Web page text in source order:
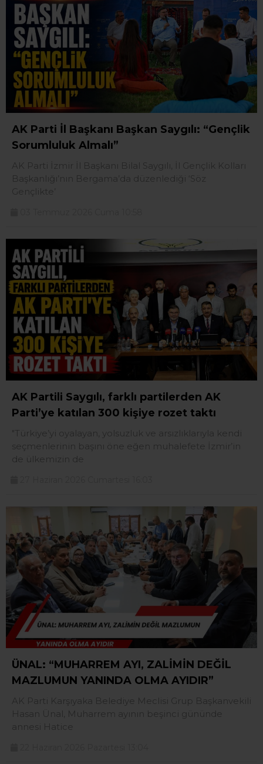
AK Parti İl Başkanı Başkan Saygılı: “Gençlik
Sorumluluk Almalı”
AK Parti İzmir İl Başkanı Bilal Saygılı, İl Gençlik Kolları
Başkanlığı’nın Bergama’da düzenlediği ‘Söz
Gençlikte’
AK Partili Saygılı, farklı partilerden AK
Parti’ye katılan 300 kişiye rozet taktı
"Türkiye’yi oyalayan, yolsuzluk ve arsızlıklarıyla kendi
seçmenlerinin başını öne eğen muhalefete İzmir’in
de ülkemizin de
ÜNAL: “MUHARREM AYI, ZALİMİN DEĞİL
MAZLUMUN YANINDA OLMA AYIDIR”
AK Parti Karşıyaka Belediye Meclisi Grup Başkanvekili
Hasan Ünal, Muharrem ayının beşinci gününde
annesi Hatice